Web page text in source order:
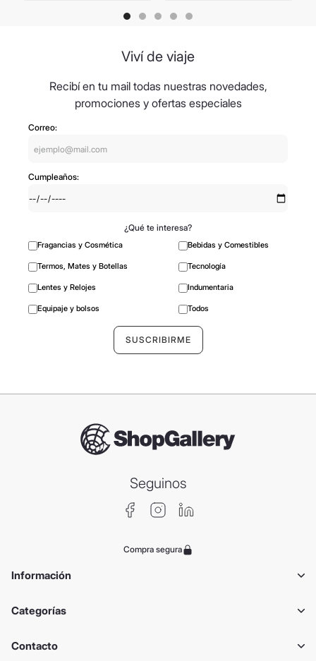
Viví de viaje
Recibí en tu mail todas nuestras novedades,
promociones y ofertas especiales
Correo:
Cumpleaños:
¿Qué te interesa?
Fragancias y Cosmética Bebidas y Comestibles
Termos, Mates y Botellas Tecnología
Lentes y Relojes Indumentaria
Equipaje y bolsos Todos
Seguinos
Compra segura
Información
Categorías
Contacto